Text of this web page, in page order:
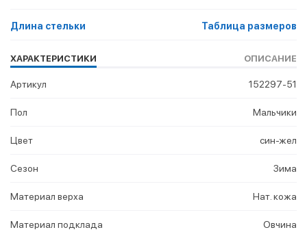
Длина стельки Таблица размеров
ХАРАКТЕРИСТИКИ ОПИСАНИЕ
Артикул 152297-51
Пол Мальчики
Цвет син-жел
Сезон Зима
Материал верха Нат. кожа
Материал подклада Овчина